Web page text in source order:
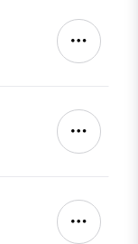
Autres
Autres
Autres